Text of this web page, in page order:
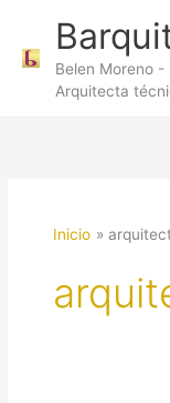
contenidoBelen Moreno -
Arquitecta
Inicio